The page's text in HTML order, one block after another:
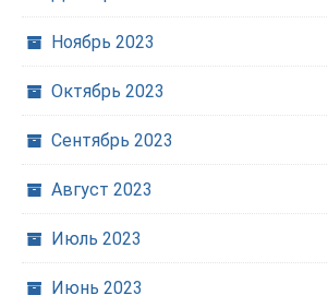
Ноябрь 2023
Октябрь 2023
Сентябрь 2023
Август 2023
Июль 2023
Июнь 2023